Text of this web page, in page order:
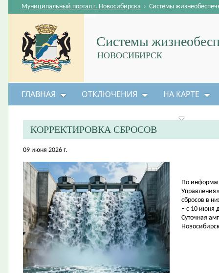
Системы
НОВОСИБИРСК
Муниципальный портал г. Новосибирска › Системы
ГЛАВНАЯ ОТКЛЮЧЕНИЯ НА КАРТЕ
КОРРЕКТИРОВКА СБРОСОВ
09 июня 2026 г.
По
сбросов в
– с 10 июня
Суточная